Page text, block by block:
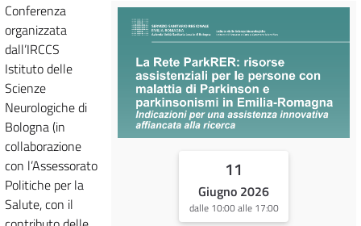
11
Giugno 2026
dalle 10:00 alle 17:00
Conferenza
organizzata
dall’IRCCS
Istituto delle
Scienze
Neurologiche di
Bologna (in
collaborazione
con l’Assessorato
Politiche per la
Salute, con il